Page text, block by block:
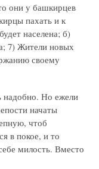
они у башкирцев
пахать и к
населена; б)
7) Жители новых
своему
надобно. Но ежели
начаты
чтоб
в покое, и то
милость. Вместо